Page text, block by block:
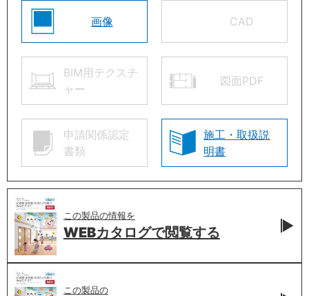
画像 CAD
BIM用テクスチ
ャー
図面PDF
申請関係認定
書類
施工・取扱説
明書
この製品の情報を
WEBカタログで閲覧する
この製品の